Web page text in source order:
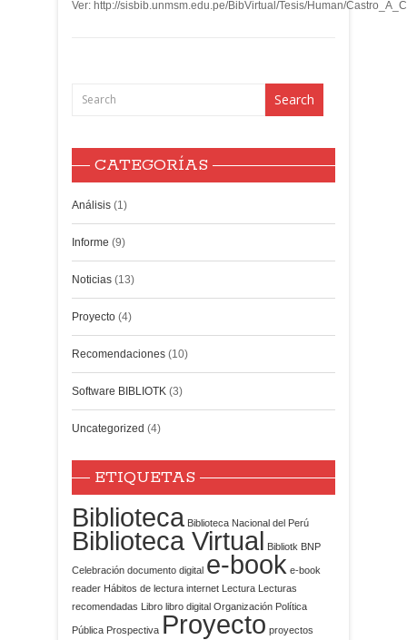
Ver: http://sisbib.unmsm.edu.pe/BibVirtual/Tesis/Human/
CATEGORÍAS
Análisis (1)
Informe (9)
Noticias (13)
Proyecto (4)
Recomendaciones (10)
Software BIBLIOTK (3)
Uncategorized (4)
ETIQUETAS
Biblioteca Biblioteca Nacional del Perú
Biblioteca Virtual Bibliotk BNP
Celebración documento digital e-book e-book
reader Hábitos de lectura internet Lectura Lecturas
recomendadas Libro libro digital Organización Política
Pública Prospectiva Proyecto proyectos